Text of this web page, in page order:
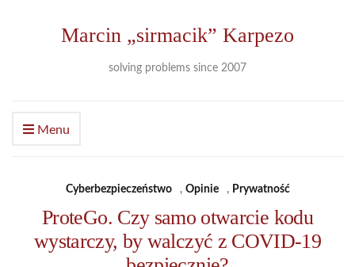
Marcin „sirmacik” Karpezo
solving problems since 2007
Menu
Cyberbezpieczeństwo , Opinie , Prywatność
ProteGo. Czy samo otwarcie kodu
wystarczy, by walczyć z COVID-19